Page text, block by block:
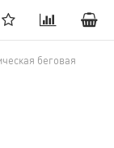
беговая